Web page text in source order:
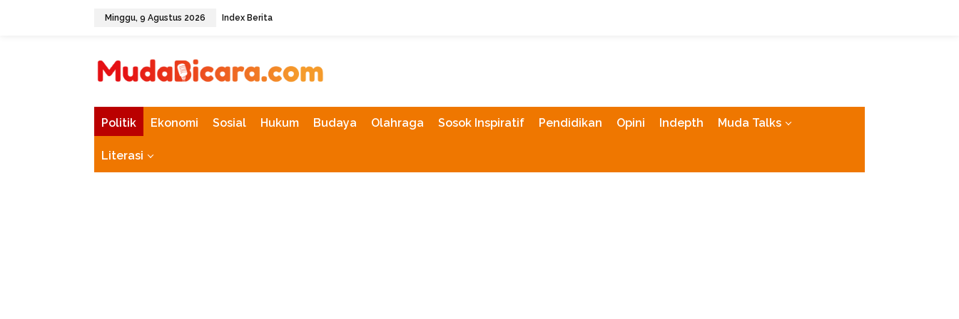
Minggu, 9 Agustus 2026 Index Berita
Politik Ekonomi Sosial Hukum Budaya Olahraga Sosok Inspiratif Pendidikan Opini Indepth Muda Talks
Literasi